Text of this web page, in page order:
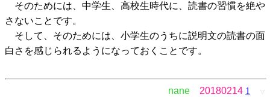
そのためには、中学生、高校生時代に、読書の習慣を絶や
さないことです。
そして、そのためには、小学生のうちに説明文の読書の面
白さを感じられるようになっておくことです。
nane 20180214 1 ▽